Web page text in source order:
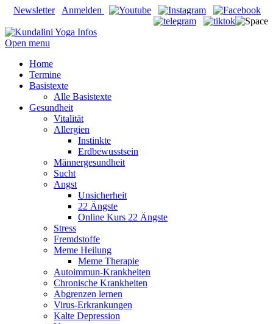
Newsletter Anmelden
Open menu
Home
Termine
Basistexte
Alle Basistexte
Gesundheit
Vitalität
Allergien
Instinkte
Erdbewusstsein
Männergesundheit
Sucht
Angst
Unsicherheit
22 Ängste
Online Kurs 22 Ängste
Stress
Fremdstoffe
Meme Heilung
Meme Therapie
Autoimmun-Krankheiten
Chronische Krankheiten
Abgrenzen lernen
Virus-Erkrankungen
Kalte Depression